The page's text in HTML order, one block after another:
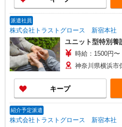
派遣社員
株式会社トラストグロース 新宿本社
ユニット型特別養
時給：1500円
神奈川県横浜市
キープ
紹介予定派遣
株式会社トラストグロース 新宿本社